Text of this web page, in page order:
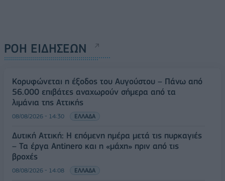
ΡΟΗ ΕΙΔΗΣΕΩΝ
Κορυφώνεται η έξοδος του Αυγούστου – Πάνω από
56.000 επιβάτες αναχωρούν σήμερα από τα
λιμάνια της Αττικής
08/08/2026 - 14:30 ΕΛΛΑΔΑ
Δυτική Αττική: Η επόμενη ημέρα μετά τις πυρκαγιές
– Τα έργα Antinero και η «μάχη» πριν από τις
βροχές
08/08/2026 - 14:08 ΕΛΛΑΔΑ